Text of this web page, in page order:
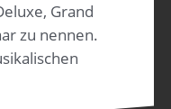
Grand
zu nennen.